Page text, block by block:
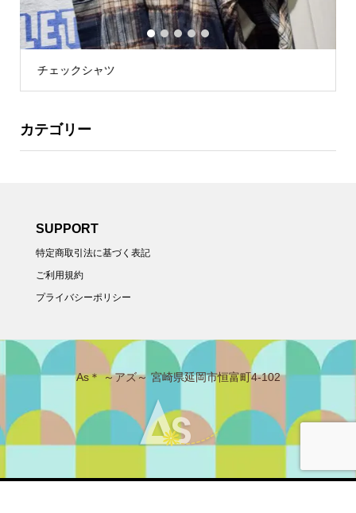
チェックシャツ
1 2 3 4 5
カテゴリー
SUPPORT
特定商取引法に基づく表記
ご利用規約
プライバシーポリシー
As＊ ～アズ～ 宮崎県延岡市恒富町4-102